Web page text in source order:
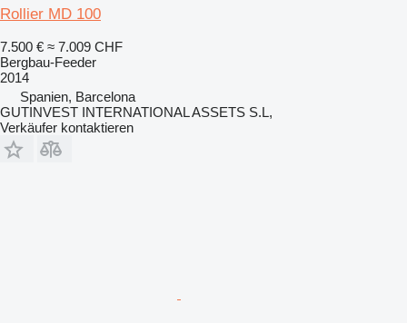
Rollier MD 100
7.500 € ≈ 7.009 CHF
Bergbau-Feeder
2014
Spanien, Barcelona
GUTINVEST INTERNATIONAL ASSETS S.L,
Verkäufer kontaktieren